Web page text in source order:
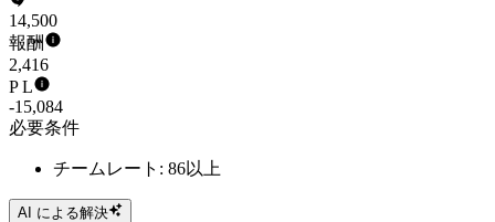
14,500
報酬
2,416
P L
-15,084
必要条件
チームレート: 86以上
AI による解決